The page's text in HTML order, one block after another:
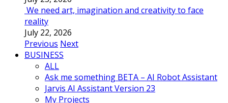
We need art, imagination and creativity to face
reality
July 22, 2026
Previous Next
BUSINESS
ALL
Ask me something BETA – AI Robot Assistant
Jarvis AI Assistant Version 23
My Projects